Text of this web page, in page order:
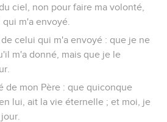
ciel, non pour faire ma volonté,
m'a envoyé.
celui qui m'a envoyé : que je ne
m'a donné, mais que je le
de mon Père : que quiconque
lui, ait la vie éternelle ; et moi, je